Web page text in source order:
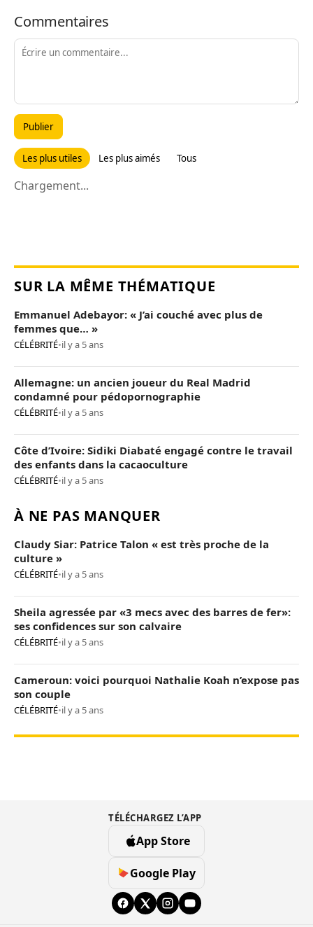
Commentaires
Publier
Les plus utiles Les plus aimés Tous
Chargement...
SUR LA MÊME THÉMATIQUE
Emmanuel Adebayor: « J’ai couché avec plus de
femmes que… »
CÉLÉBRITÉ•il y a 5 ans
Allemagne: un ancien joueur du Real Madrid
condamné pour pédopornographie
CÉLÉBRITÉ•il y a 5 ans
Côte d’Ivoire: Sidiki Diabaté engagé contre le travail
des enfants dans la cacaoculture
CÉLÉBRITÉ•il y a 5 ans
À NE PAS MANQUER
Claudy Siar: Patrice Talon « est très proche de la
culture »
CÉLÉBRITÉ•il y a 5 ans
Sheila agressée par «3 mecs avec des barres de fer»:
ses confidences sur son calvaire
CÉLÉBRITÉ•il y a 5 ans
Cameroun: voici pourquoi Nathalie Koah n’expose pas
son couple
CÉLÉBRITÉ•il y a 5 ans
TÉLÉCHARGEZ L’APP
App Store
Google Play